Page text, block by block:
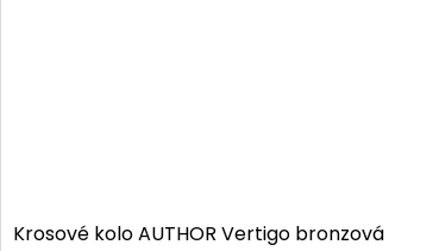
Krosové kolo AUTHOR Vertigo bronzová